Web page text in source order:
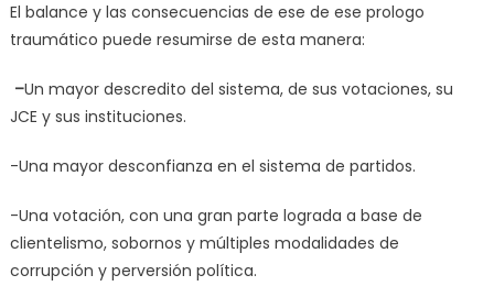
El balance y las consecuencias de ese de ese prologo
traumático puede resumirse de esta manera:
–Un mayor descredito del sistema, de sus votaciones, su
JCE y sus instituciones.
-Una mayor desconfianza en el sistema de partidos.
-Una votación, con una gran parte lograda a base de
clientelismo, sobornos y múltiples modalidades de
corrupción y perversión política.